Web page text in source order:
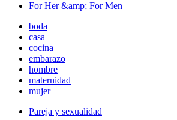
For Her &amp; For Men
boda
casa
cocina
embarazo
hombre
maternidad
mujer
Pareja y sexualidad